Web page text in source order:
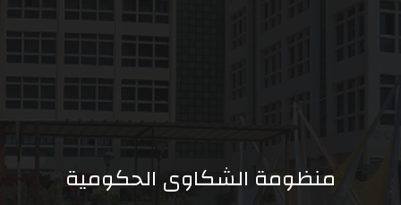
منظومة الشكاوى الحكومية